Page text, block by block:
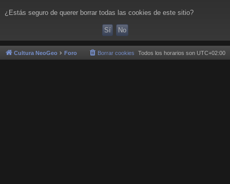
¿Estás seguro de querer borrar todas las cookies de este sitio?
Cultura NeoGeo Foro Todos los horarios son UTC+02:00
Borrar cookies